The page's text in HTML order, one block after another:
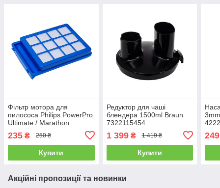
Фільтр мотора для
пилососа Philips PowerPro
Ultimate / Marathon
Ultimate FC9911 FC9912
FC9919 FC9920 FC9923
FC9924 FC9932 FC9934
235 ₴ 250 ₴
Купити
Редуктор для чаші
блендера 1500ml Braun
7322115454
1 399₴ 1 419 ₴
Купити
249
Акційні пропозиції та новинки